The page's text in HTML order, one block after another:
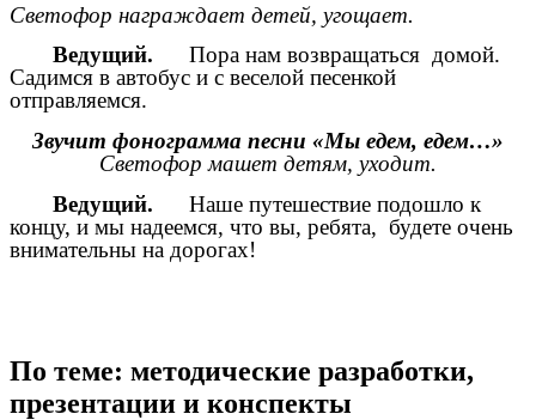
Светофор награждает детей, угощает.
Ведущий. Пора нам возвращаться домой.
Садимся в автобус и с веселой песенкой
отправляемся.
Звучит фонограмма песни «Мы едем, едем…»
Светофор машет детям, уходит.
Ведущий. Наше путешествие подошло к
концу, и мы надеемся, что вы, ребята, будете очень
внимательны на дорогах!
По теме: методические разработки,
презентации и конспекты